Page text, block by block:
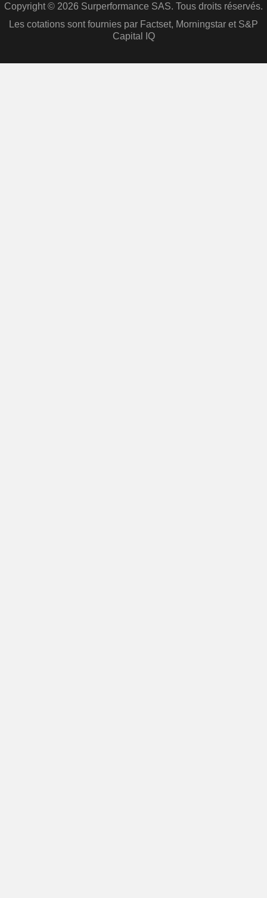
Copyright © 2026 Surperformance SAS. Tous droits réservés.
Les cotations sont fournies par Factset, Morningstar et S&P
Capital IQ